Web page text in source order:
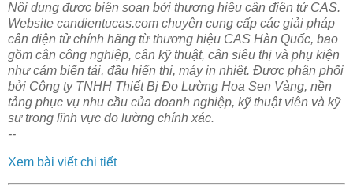
Nội dung được biên soạn bởi thương hiệu cân điện tử CAS.
Website candientucas.com chuyên cung cấp các giải pháp
cân điện tử chính hãng từ thương hiệu CAS Hàn Quốc, bao
gồm cân công nghiệp, cân kỹ thuật, cân siêu thị và phụ kiện
như cảm biến tải, đầu hiển thị, máy in nhiệt. Được phân phối
bởi Công ty TNHH Thiết Bị Đo Lường Hoa Sen Vàng, nền
tảng phục vụ nhu cầu của doanh nghiệp, kỹ thuật viên và kỹ
sư trong lĩnh vực đo lường chính xác.
--
Xem bài viết chi tiết